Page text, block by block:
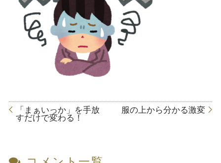
「まぁいっか」を手放
すだけで変わる！
服の上から分かる激変